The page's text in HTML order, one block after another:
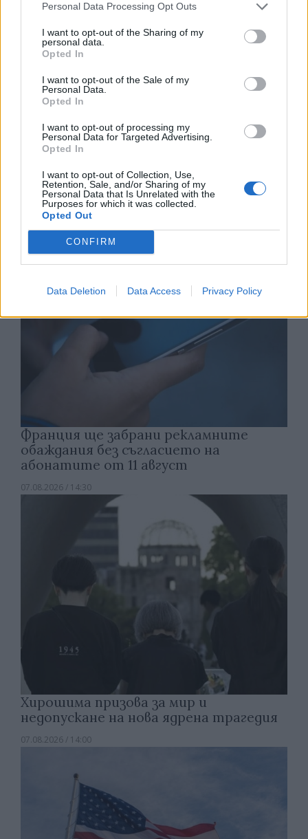
Personal Data Processing Opt Outs
I want to opt-out of the Sharing of my
personal data.
Opted In
I want to opt-out of the Sale of my
Personal Data.
Opted In
I want to opt-out of processing my
Personal Data for Targeted Advertising.
Opted In
I want to opt-out of Collection, Use,
Retention, Sale, and/or Sharing of my
Personal Data that Is Unrelated with the
Purposes for which it was collected.
Opted Out
CONFIRM
Data Deletion Data Access Privacy Policy
Астронавти на NASA излязоха в
открития космос
07.08.2026 / 15:00
Франция ще забрани рекламните
обаждания без съгласието на
абонатите от 11 август
07.08.2026 / 14:30
Хирошима призова за мир и
недопускане на нова ядрена трагедия
07.08.2026 / 14:00